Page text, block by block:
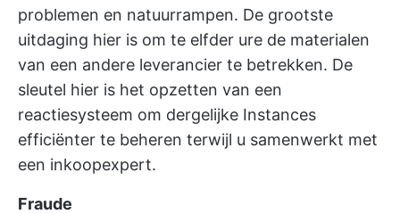
problemen en natuurrampen. De grootste
uitdaging hier is om te elfder ure de materialen
van een andere leverancier te betrekken. De
sleutel hier is het opzetten van een
reactiesysteem om dergelijke Instances
efficiënter te beheren terwijl u samenwerkt met
een inkoopexpert.
Fraude